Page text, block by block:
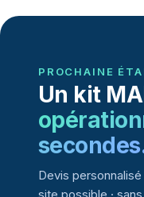
PROCHAINE
Un kit
Devis